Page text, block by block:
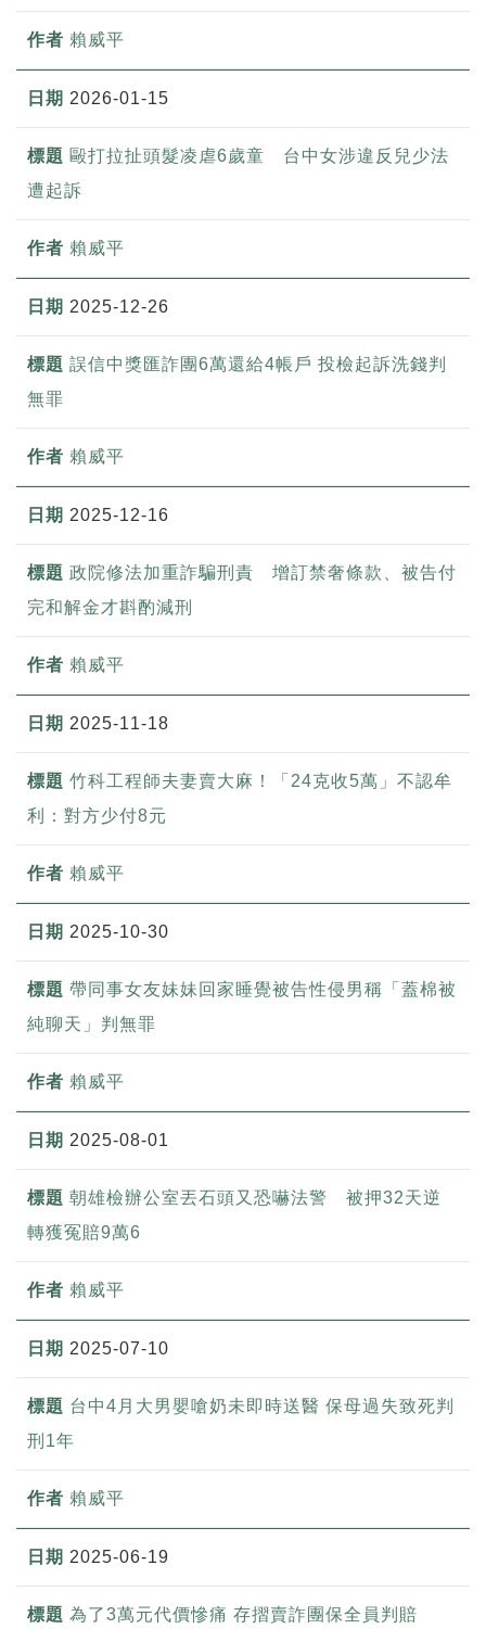
賴威平
2026-01-15
毆打拉扯頭髮凌虐6歲童 台中女涉違反兒少法
遭起訴
賴威平
2025-12-26
誤信中獎匯詐團6萬還給4帳戶 投檢起訴洗錢判
無罪
賴威平
2025-12-16
政院修法加重詐騙刑責 增訂禁奢條款、被告付
完和解金才斟酌減刑
賴威平
2025-11-18
竹科工程師夫妻賣大麻！「24克收5萬」不認牟
利：對方少付8元
賴威平
2025-10-30
帶同事女友妹妹回家睡覺被告性侵男稱「蓋棉被
純聊天」判無罪
賴威平
2025-08-01
朝雄檢辦公室丟石頭又恐嚇法警 被押32天逆
轉獲冤賠9萬6
賴威平
2025-07-10
台中4月大男嬰嗆奶未即時送醫 保母過失致死判
刑1年
賴威平
2025-06-19
為了3萬元代價慘痛 存摺賣詐團保全員判賠